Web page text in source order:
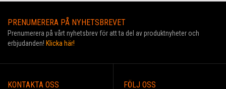
PRENUMERERA PÅ NYHETSBREVET
Prenumerera på vårt nyhetsbrev för att ta del av produktnyheter och
erbjudanden! Klicka här!
KONTAKTA OSS FÖLJ OSS